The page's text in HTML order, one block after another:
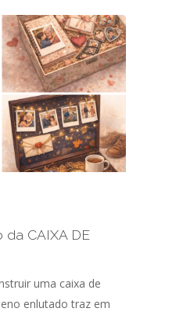
CAIXA DE
uma caixa de
enlutado traz em